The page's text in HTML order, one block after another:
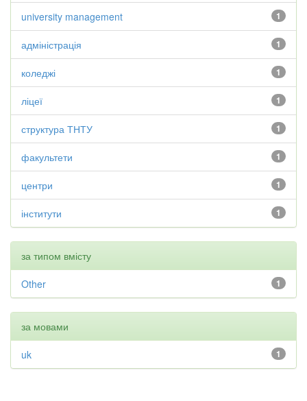
1
university management
1
адміністрація
1
коледжі
1
ліцеї
1
структура ТНТУ
1
факультети
1
центри
1
інститути
за типом вмісту
1
Other
за мовами
1
uk